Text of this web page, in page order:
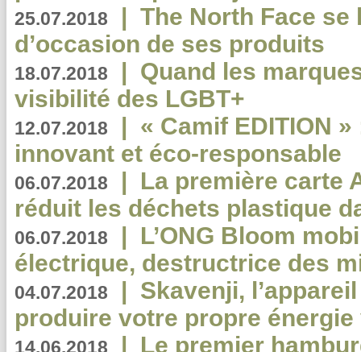
25.07.2018 | The North Face se
d’occasion de ses produits
18.07.2018 | Quand les
visibilité des LGBT+
12.07.2018 | « Camif EDITION
innovant et éco-responsable
06.07.2018 | La première carte
réduit les déchets plastique
06.07.2018 | L’ONG Bloom
électrique, destructrice des
04.07.2018 | Skavenji,
produire votre propre
14.06.2018 | Le premier